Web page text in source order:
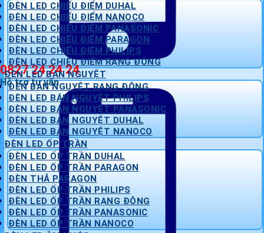
0827 24 24 24
Hỗ trợ tư vấn
ĐÈN LED CHIẾU ĐIỂM DUHAL
ĐÈN LED CHIẾU ĐIỂM NANOCO
ĐÈN LED CHIẾU ĐIỂM PANASONIC
ĐÈN LED CHIẾU ĐIỂM PARAGON
ĐÈN LED CHIẾU ĐIỂM PHILIPS
ĐÈN LED CHIẾU ĐIỂM RẠNG ĐÔNG
ĐÈN LED BÁN NGUYỆT
ĐÈN BÁN NGUYỆT RẠNG ĐÔNG
ĐÈN LED BÁN NGUYỆT PHILIPS
ĐÈN LED BÁN NGUYỆT PANASONIC
ĐÈN LED BÁN NGUYỆT DUHAL
ĐÈN LED BÁN NGUYỆT NANOCO
ĐÈN LED ỐP TRẦN
ĐÈN LED ỐP TRẦN DUHAL
ĐÈN LED ỐP TRẦN PARAGON
ĐÈN THẢ PARAGON
ĐÈN LED ỐP TRẦN PHILIPS
ĐÈN LED ỐP TRẦN RẠNG ĐÔNG
ĐÈN LED ỐP TRẦN PANASONIC
ĐÈN LED ỐP TRẦN NANOCO